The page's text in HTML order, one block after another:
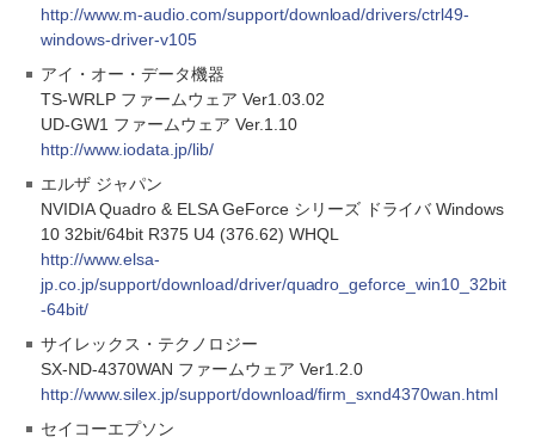
http://www.m-audio.com/support/download/drivers/ctrl49-
windows-driver-v105
アイ・オー・データ機器
TS-WRLP ファームウェア Ver1.03.02
UD-GW1 ファームウェア Ver.1.10
http://www.iodata.jp/lib/
エルザ ジャパン
NVIDIA Quadro & ELSA GeForce シリーズ ドライバ Windows
10 32bit/64bit R375 U4 (376.62) WHQL
http://www.elsa-
jp.co.jp/support/download/driver/quadro_geforce_win10_32bit
-64bit/
サイレックス・テクノロジー
SX-ND-4370WAN ファームウェア Ver1.2.0
http://www.silex.jp/support/download/firm_sxnd4370wan.html
セイコーエプソン